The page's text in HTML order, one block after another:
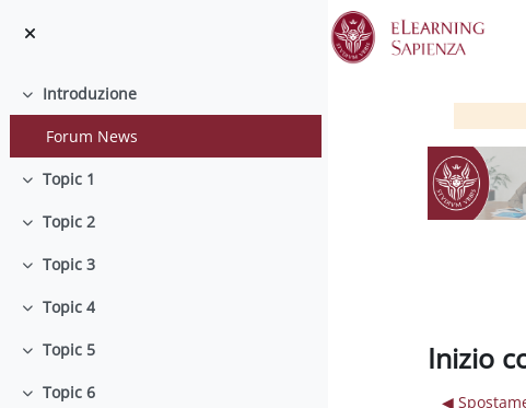
Minimizza
Introduzione
Forum News
Minimizza
Topic 1
Minimizza
Topic 2
Minimizza
Topic 3
Minimizza
Topic 4
Minimizza
Topic 5
Minimizza
Topic 6
Inizio
◀︎